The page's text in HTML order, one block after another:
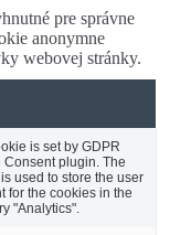
pre správne
anonymne
webovej stránky.
is set by GDPR
Consent plugin. The
used to store the user
for the cookies in the
"Analytics".